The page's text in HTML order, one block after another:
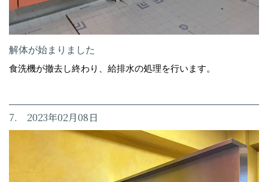
解体が始まりました
食洗機が撤去し終わり、給排水の処理を行います。
7. 2023年02月08日